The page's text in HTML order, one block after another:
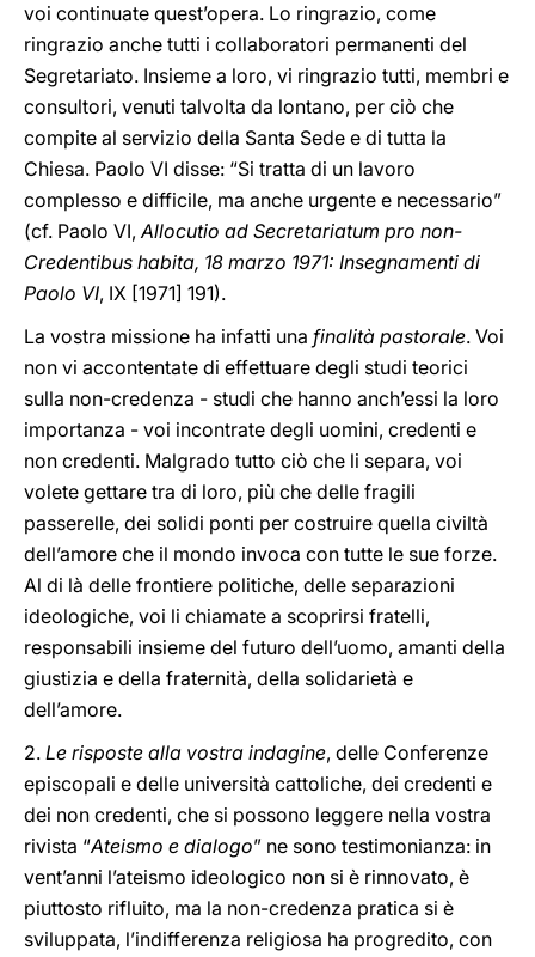
voi continuate quest’opera. Lo ringrazio, come
ringrazio anche tutti i collaboratori permanenti del
Segretariato. Insieme a loro, vi ringrazio tutti, membri e
consultori, venuti talvolta da lontano, per ciò che
compite al servizio della Santa Sede e di tutta la
Chiesa. Paolo VI disse: “Si tratta di un lavoro
complesso e difficile, ma anche urgente e necessario”
(cf. Paolo VI,Allocutio ad Secretariatum pro non-
Credentibus habita, 18 marzo 1971: Insegnamenti di
Paolo VI, IX [1971] 191).
La vostra missione ha infatti una finalità pastorale. Voi
non vi accontentate di effettuare degli studi teorici
sulla non-credenza - studi che hanno anch’essi la loro
importanza - voi incontrate degli uomini, credenti e
non credenti. Malgrado tutto ciò che li separa, voi
volete gettare tra di loro, più che delle fragili
passerelle, dei solidi ponti per costruire quella civiltà
dell’amore che il mondo invoca con tutte le sue forze.
Al di là delle frontiere politiche, delle separazioni
ideologiche, voi li chiamate a scoprirsi fratelli,
responsabili insieme del futuro dell’uomo, amanti della
giustizia e della fraternità, della solidarietà e
dell’amore.
2. Le risposte alla vostra indagine, delle Conferenze
episcopali e delle università cattoliche, dei credenti e
dei non credenti, che si possono leggere nella vostra
rivista “Ateismo e dialogo” ne sono testimonianza: in
vent’anni l’ateismo ideologico non si è rinnovato, è
piuttosto rifluito, ma la non-credenza pratica si è
sviluppata, l’indifferenza religiosa ha progredito, con